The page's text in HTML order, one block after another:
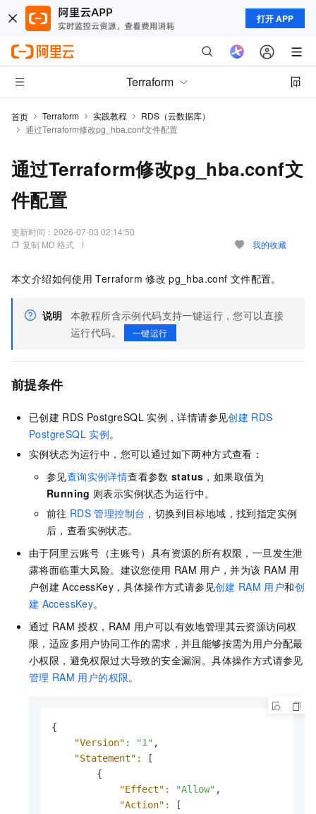
打开 APP
Terraform
首页 Terraform 实践教程
RDS（云数据库）
通过Terraform修改pg_hba.conf文件配置
通过Terraform修改pg_hba.conf文
件配置
更新时间： 2026-07-03 02:14:50
复制 MD 格式
我的收藏
本文介绍如何使用 Terraform 修改 pg_hba.conf 文件配置。
说明 本教程所含示例代码支持一键运行，您可以直接
运行代码。
一键运行
前提条件
已创建 RDS PostgreSQL 实例，详情请参见创建 RDS
PostgreSQL 实例。
实例状态为运行中，您可以通过如下两种方式查看：
参见查询实例详情查看参数 status ，如果取值为
Running 则表示实例状态为运行中。
前往 RDS 管理控制台 ，切换到目标地域，找到指定实例
后，查看实例状态。
由于阿里云账号（主账号）具有资源的所有权限，一旦发生泄
露将面临重大风险。建议您使用 RAM 用户，并为该 RAM 用
户创建 AccessKey，具体操作方式请参见创建 RAM 用户和创
建 AccessKey。
通过 RAM 授权，RAM 用户可以有效地管理其云资源访问权
限，适应多用户协同工作的需求，并且能够按需为用户分配最
小权限，避免权限过大导致的安全漏洞。具体操作方式请参见
管理 RAM 用户的权限。
{
"Version":
"1" ,
"Statement":
[
        {
"Effect":
"Allow" ,
"Action":
[